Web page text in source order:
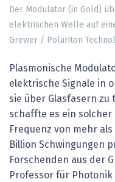
Der Modulator (in Gold)
elektrischen Welle auf
Grewer / Polariton
Plasmonische
elektrische Signale in
sie über Glasfasern
schaffte es ein
Frequenz von mehr
Billion Schwingungen
Forschenden aus der
Professor für Photonik